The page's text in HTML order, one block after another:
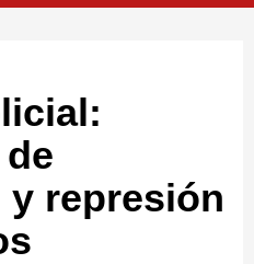
represión